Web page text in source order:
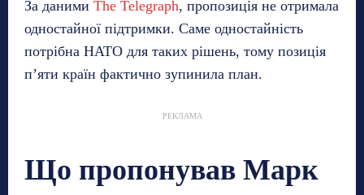
За даними The Telegraph, пропозиція не отримала
одностайної підтримки. Саме одностайність
потрібна НАТО для таких рішень, тому позиція
п’яти країн фактично зупинила план.
РЕКЛАМА
Що пропонував Марк